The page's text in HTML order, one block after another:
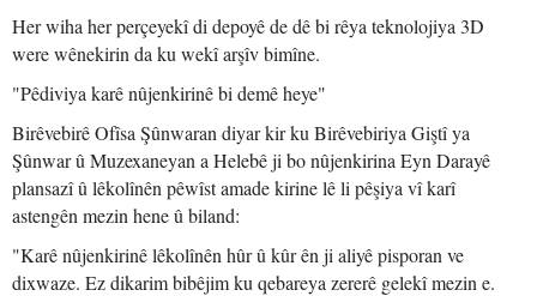
Her wiha her perçeyekî di depoyê de dê bi rêya teknolojiya 3D
were wênekirin da ku wekî arşîv bimîne.
"Pêdiviya karê nûjenkirinê bi demê heye"
Birêvebirê Ofîsa Şûnwaran diyar kir ku Birêvebiriya Giştî ya
Şûnwar û Muzexaneyan a Helebê ji bo nûjenkirina Eyn Darayê
plansazî û lêkolînên pêwîst amade kirine lê li pêşiya vî karî
astengên mezin hene û biland:
"Karê nûjenkirinê lêkolînên hûr û kûr ên ji aliyê pisporan ve
dixwaze. Ez dikarim bibêjim ku qebareya zererê gelekî mezin e.